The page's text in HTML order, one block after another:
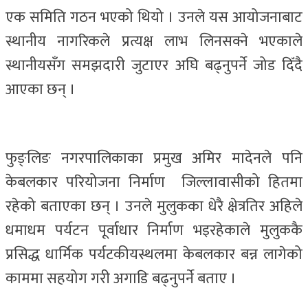
एक समिति गठन भएको थियो । उनले यस आयोजनाबाट
स्थानीय नागरिकले प्रत्यक्ष लाभ लिनसक्ने भएकाले
स्थानीयसँग समझदारी जुटाएर अघि बढ्नुपर्ने जोड दिँदै
आएका छन् ।
फुङ्लिङ नगरपालिकाका प्रमुख अमिर मादेनले पनि
केबलकार परियोजना निर्माण जिल्लावासीको हितमा
रहेको बताएका छन् । उनले मुलुकका धेरै क्षेत्रतिर अहिले
धमाधम पर्यटन पूर्वाधार निर्माण भइरहेकाले मुलुककै
प्रसिद्ध धार्मिक पर्यटकीयस्थलमा केबलकार बन्न लागेको
काममा सहयोग गरी अगाडि बढ्नुपर्ने बताए ।